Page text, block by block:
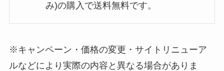
み)の購入で送料無料です。
※キャンペーン・価格の変更・サイトリニューア
ルなどにより実際の内容と異なる場合がありま